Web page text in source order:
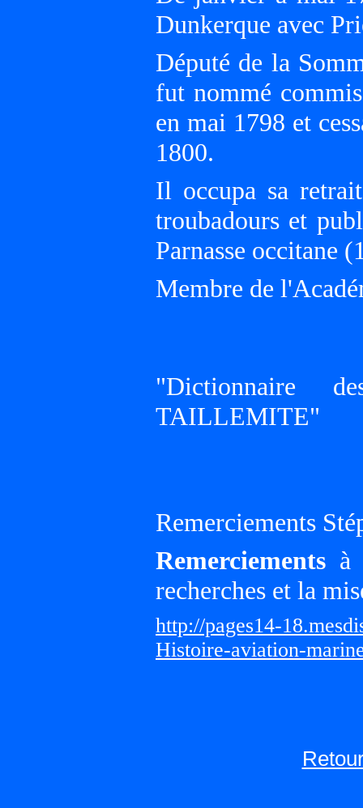
Dunkerque avec
Député de la
fut nommé
en mai 1798 et
1800.
Il occupa sa
troubadours et
Parnasse occitane
Membre de
"Dictionnaire
TAILLEMITE"
Remerciements
Remerciements à
recherches et la
http://pages14-
Histoire-aviation-